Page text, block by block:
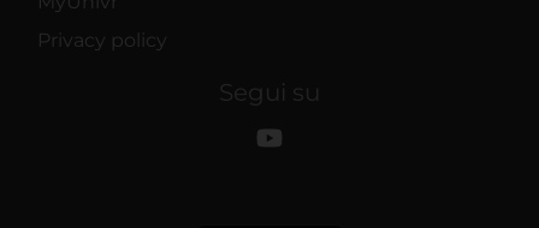
Privacy policy
Segui su